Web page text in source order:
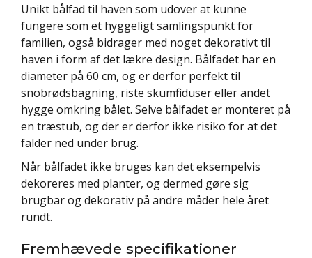
Unikt bålfad til haven som udover at kunne
fungere som et hyggeligt samlingspunkt for
familien, også bidrager med noget dekorativt til
haven i form af det lækre design. Bålfadet har en
diameter på 60 cm, og er derfor perfekt til
snobrødsbagning, riste skumfiduser eller andet
hygge omkring bålet. Selve bålfadet er monteret på
en træstub, og der er derfor ikke risiko for at det
falder ned under brug.
Når bålfadet ikke bruges kan det eksempelvis
dekoreres med planter, og dermed gøre sig
brugbar og dekorativ på andre måder hele året
rundt.
Fremhævede specifikationer